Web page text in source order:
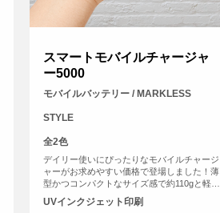
スマートモバイルチャージャ
ー5000
モバイルバッテリー / MARKLESS
STYLE
全2色
デイリー使いにぴったりなモバイルチャージ
ャーがお求めやすい価格で登場しました！薄
型かつコンパクトなサイズ感で約110gと軽量
なため、持ち運びに便利です。側面には残量
表示LEDライトがついており、簡単に残量の
UVインクジェット印刷